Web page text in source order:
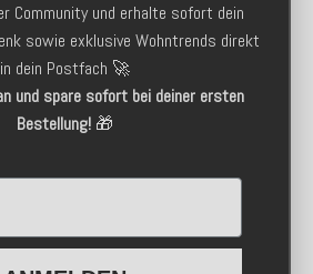
Community und erhalte sofort dein
sowie exklusive Wohntrends direkt
in dein Postfach 🚀
und spare sofort bei deiner ersten
Bestellung!🎁